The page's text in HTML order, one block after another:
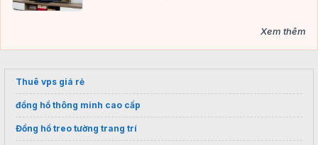
Xem thêm
Thuê vps giá rẻ
đồng hồ thông minh cao cấp
Đồng hồ treo tường trang trí